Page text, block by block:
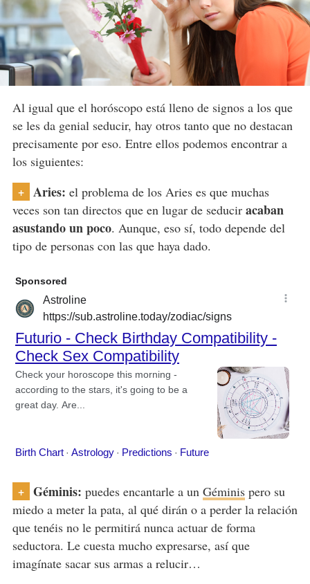
Al igual que el horóscopo está lleno de signos a los que
se les da genial seducir, hay otros tanto que no destacan
precisamente por eso. Entre ellos podemos encontrar a
los siguientes:
+ Aries: el problema de los Aries es que muchas
veces son tan directos que en lugar de seducir acaban
asustando un poco. Aunque, eso sí, todo depende del
tipo de personas con las que haya dado.
+ Géminis: puedes encantarle a un Géminispero su
miedo a meter la pata, al qué dirán o a perder la relación
que tenéis no le permitirá nunca actuar de forma
seductora. Le cuesta mucho expresarse, así que
imagínate sacar sus armas a relucir…